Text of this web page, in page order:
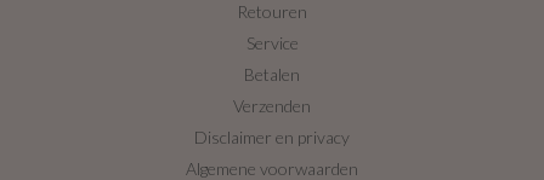
Retouren
Service
Betalen
Verzenden
Disclaimer en privacy
Algemene voorwaarden